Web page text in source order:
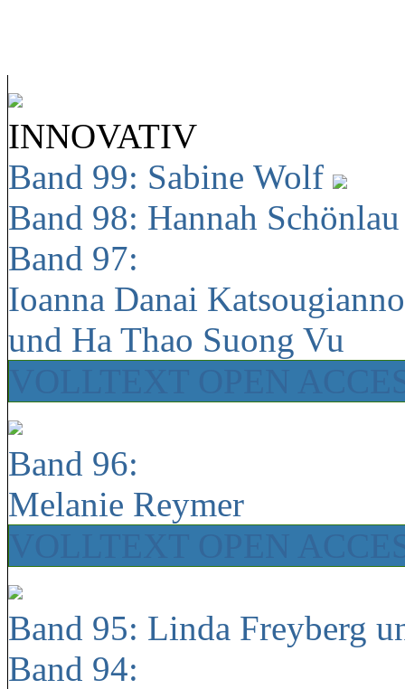
INNOVATIV
Band 99: Sabine Wolf
Band 98: Hannah
Band 97:
Ioanna Danai
und Ha Thao Suong Vu
Band 96:
Melanie Reymer
Band 95: Linda Freyberg
Band 94: